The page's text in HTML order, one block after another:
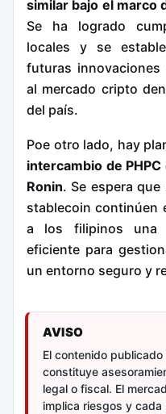
similar bajo el marco
Se ha logrado
locales y se
futuras
al mercado cripto
del país.
Poe otro lado, hay
intercambio de
Ronin. Se espera
stablecoin continúen
a los filipinos una
eficiente para
un entorno seguro y
AVISO
El contenido
constituye
legal o fiscal. El
implica riesgos y